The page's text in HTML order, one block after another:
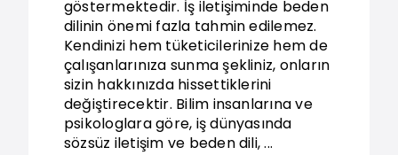
göstermektedir. İş iletişiminde beden
dilinin önemi fazla tahmin edilemez.
Kendinizi hem tüketicilerinize hem de
çalışanlarınıza sunma şekliniz, onların
sizin hakkınızda hissettiklerini
değiştirecektir. Bilim insanlarına ve
psikologlara göre, iş dünyasında
sözsüz iletişim ve beden dili, ...